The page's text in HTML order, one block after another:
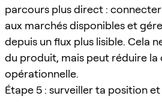
parcours plus direct :
aux marchés disponibles et
depuis un flux plus lisible. Cela
du produit, mais peut réduire
opérationnelle.
Étape 5 : surveiller ta position